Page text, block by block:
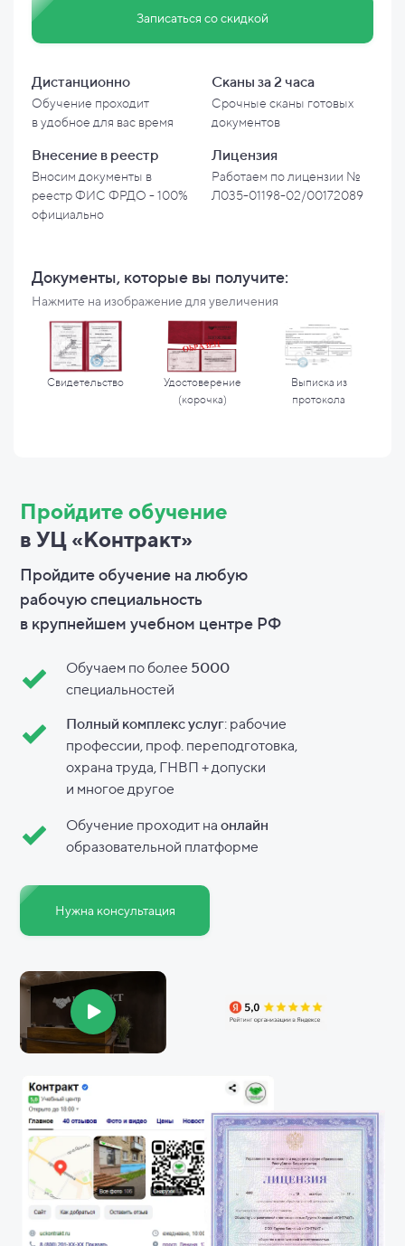
Записаться со скидкой
Дистанционно
Обучение проходит
вудобное для вас время
Сканы за 2 часа
Срочные сканы готовых
документов
Внесение в реестр
Вносим документы в
реестр ФИС ФРДО - 100%
официально
Лицензия
Работаем по лицензии №
Л035-01198-02/00172089
Документы, которые вы получите:
Нажмите на изображение для увеличения
Свидетельство
Удостоверение
(корочка)
Выписка из
протокола
Пройдите обучение
в УЦ «Контракт»
Нужна консультация
Пройдите обучение на любую
рабочую специальность
в крупнейшем учебном центре РФ
Обучаем по более 5000
специальностей
Обучение проходит наонлайн
образовательной платформе
Полный комплекс услуг: рабочие
профессии, проф. переподготовка,
охрана труда, ГНВП + допуски
и многое другое